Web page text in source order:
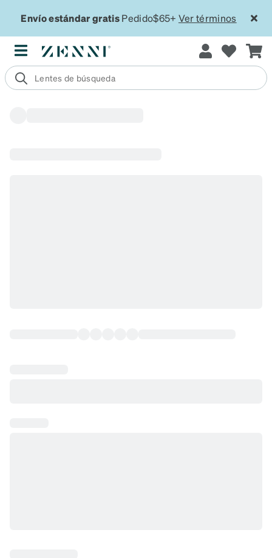
Envío estándar gratisPedido$65+ Ver términos